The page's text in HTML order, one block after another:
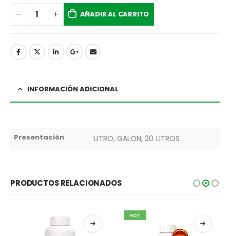
AÑADIR AL CARRITO
INFORMACIÓN ADICIONAL
Presentación LITRO, GALON, 20 LITROS
PRODUCTOS RELACIONADOS
HOT